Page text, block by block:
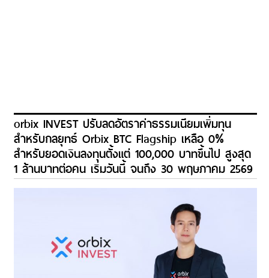
orbix INVEST ปรับลดอัตราค่าธรรมเนียมเพิ่มทุน
สำหรับกลยุทธ์ Orbix BTC Flagship เหลือ 0%
สำหรับยอดเงินลงทุนตั้งแต่ 100,000 บาทขึ้นไป สูงสุด
1 ล้านบาทต่อคน เริ่มวันนี้ จนถึง 30 พฤษภาคม 2569